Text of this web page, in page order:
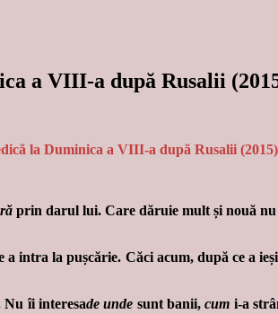
a VIII-a după Rusalii
la Duminica a VIII-a după Rusalii (2015)
prin darul lui. Care dăruie mult și nouă nu
a intra la pușcărie. Căci acum, după ce a
Nu îi interesade unde sunt banii,cum i-a